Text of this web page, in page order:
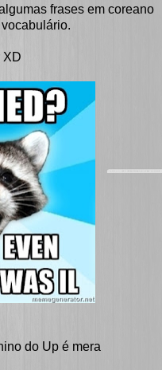
frases em coreano
XD
do Up é mera